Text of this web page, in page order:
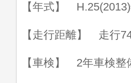
【年式】
【走行距離】 走行
【車検】 2年車検整